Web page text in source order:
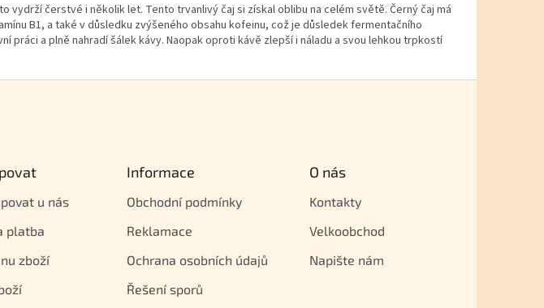
vydrží čerstvé i několik let. Tento trvanlivý čaj si získal oblibu na celém světě. Černý čaj má
B1, a také v důsledku zvýšeného obsahu kofeinu, což je důsledek fermentačního
práci a plně nahradí šálek kávy. Naopak oproti kávě zlepší i náladu a svou lehkou trpkostí
u nás
platba
zboží
Informace
Obchodní podmínky
Reklamace
Ochrana osobních údajů
Řešení sporů
O nás
Kontakty
Velkoobchod
Napište nám